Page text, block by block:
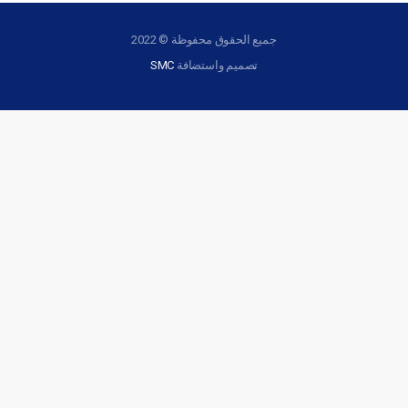
جميع الحقوق محفوظة © 2022
تصميم واستضافة SMC